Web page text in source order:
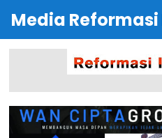
Media